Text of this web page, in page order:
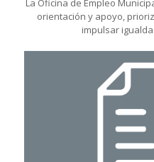
orientación y apoyo,
impulsar